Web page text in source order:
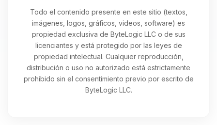
Todo el contenido presente en este sitio (textos,
imágenes, logos, gráficos, videos, software) es
propiedad exclusiva de ByteLogic LLC o de sus
licenciantes y está protegido por las leyes de
propiedad intelectual. Cualquier reproducción,
distribución o uso no autorizado está estrictamente
prohibido sin el consentimiento previo por escrito de
ByteLogic LLC.